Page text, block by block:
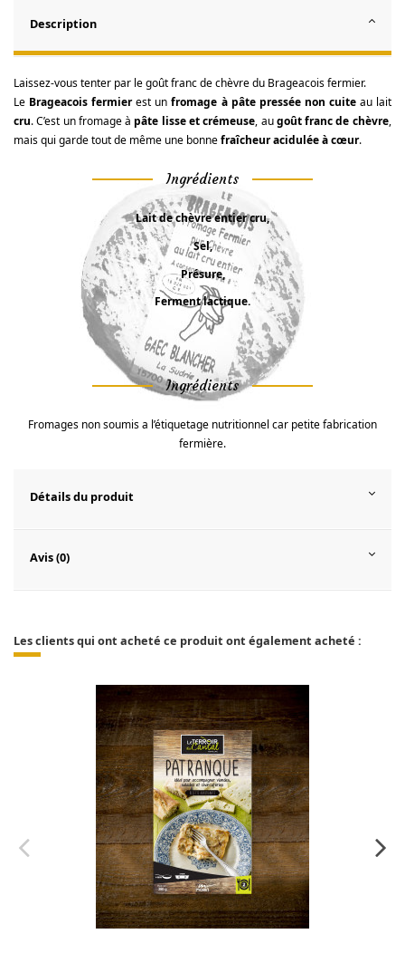
Description
Laissez-vous tenter par le goût franc de chèvre du Brageacois fermier.
Le Brageacois fermierest unfromage à pâte pressée non cuite au lait
cru. C’est un fromage à pâte lisse et crémeuse, augoût franc de chèvre,
mais qui garde tout de même une bonnefraîcheur acidulée à cœur.
Ingrédients
Lait de chèvre entier cru,
Sel,
Présure,
Ferment lactique.
Ingrédients
Fromages non soumis a l’étiquetage nutritionnel car petite fabrication
fermière.
Détails du produit
Avis (0)
Les clients qui ont acheté ce produit ont également acheté :